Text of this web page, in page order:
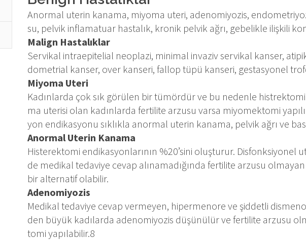
Anor­mal ute­rin ka­na­ma, mi­yo­ma ute­ri, ade­no­mi­yo­zis,
su, pel­vik inf­la­ma­tu­ar has­ta­lık, kro­nik pel­vik ağ­rı, ge­be­lik­le iliş­ki­li
Ma­lign Has­ta­lık­lar
Ser­vi­kal in­tra­epi­te­li­al ne­op­la­zi, mi­ni­mal in­va­ziv se­rvi­kal kan­ser,
do­met­ri­al kan­ser, over kan­se­ri, fal­lop tü­pü kan­se­ri, ges­tas­yo­nel
Mi­yo­ma Ute­ri
Ka­dın­lar­da çok sık gö­rü­len bir tü­mör­dür ve bu ne­den­le
ma ute­ri­si olan ka­dın­lar­da fer­ti­li­te ar­zu­su var­sa mi­yo­mek­to­mi
yon en­di­kas­yo­nu sık­lık­la anor­mal ute­rin ka­na­ma, pel­vik ağ­rı ve
Anor­mal Ute­rin Ka­na­ma
His­te­rek­to­mi en­di­kas­yon­la­rı­nın %20’si­ni oluş­tu­rur. Dis­fonk­si­yo­nel
de me­di­kal te­da­vi­ye ce­vap alı­na­ma­dı­ğın­da fer­ti­li­te ar­zu­su
bir al­ter­na­tif ola­bi­lir.
Ade­no­mi­yo­zis
Me­di­kal te­da­vi­ye ce­vap ver­me­yen, hi­per­me­no­re ve şid­det­li
den bü­yük ka­dı­lar­da ade­no­mi­yo­zis dü­şü­nü­lür ve fer­ti­li­te ar­zu­su
to­mi ya­pı­la­bi­lir.8